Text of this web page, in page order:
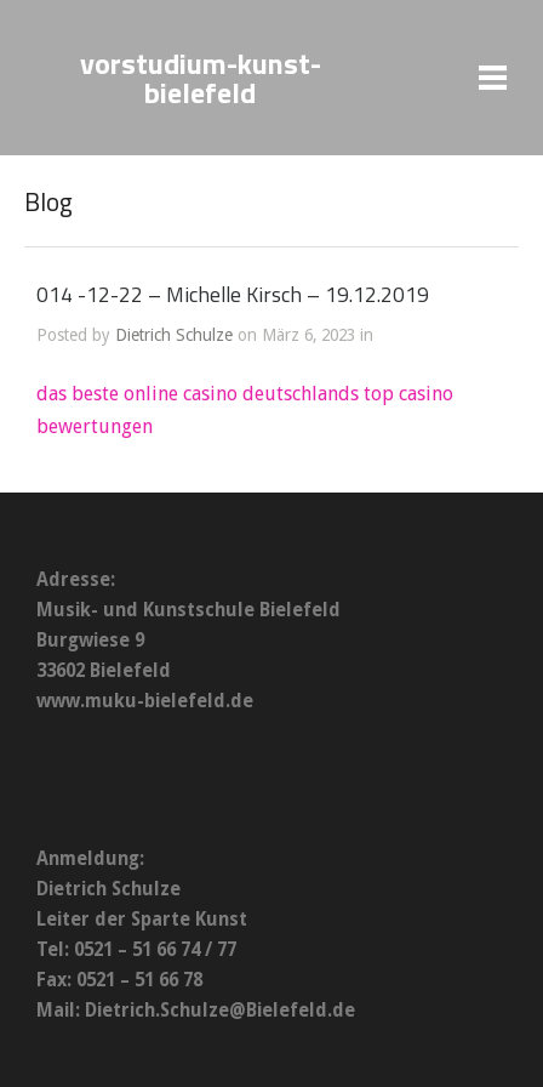
vorstudium-kunst-
bielefeld
Blog
014 -12-22 – Michelle Kirsch – 19.12.2019
Posted by Dietrich Schulze on März 6, 2023 in
das beste online casino deutschlands top casino
bewertungen
Adresse:
Musik- und Kunstschule Bielefeld
Burgwiese 9
33602 Bielefeld
www.muku-bielefeld.de
Anmeldung:
Dietrich Schulze
Leiter der Sparte Kunst
Tel: 0521 – 51 66 74 / 77
Fax: 0521 – 51 66 78
Mail: Dietrich.Schulze@Bielefeld.de